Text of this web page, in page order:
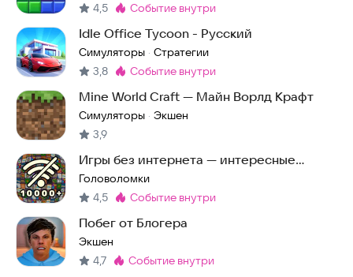
4,5 Метка:
событие внутри
Idle Office Tycoon - Русский
Симуляторы · Стратегии
3,8 Метка:
событие внутри
Mine World Craft — Майн Ворлд Крафт
Симуляторы · Экшен
3,9
Игры без интернета — интересные
головоломки офлайн
Головоломки
4,5 Метка:
событие внутри
Побег от Блогера
Экшен
4,7 Метка:
событие внутри